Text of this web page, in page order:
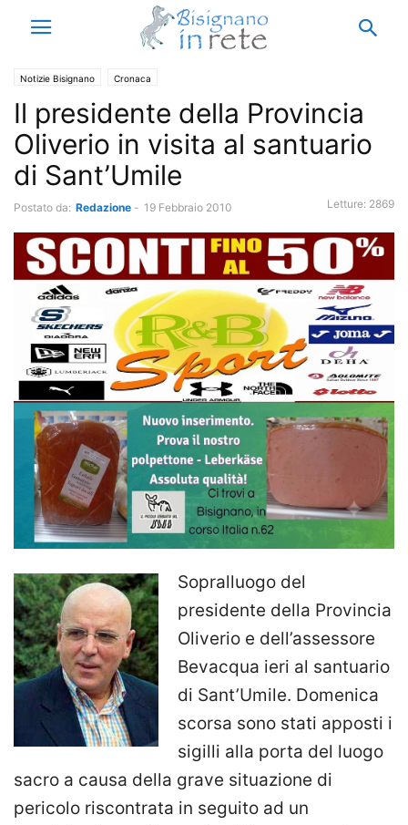
Notizie Bisignano Cronaca
Il presidente della Provincia
Oliverio in visita al santuario
di Sant’Umile
Postato da: Redazione - 19 Febbraio 2010 Letture: 2869
Sopralluogo del
presidente della Provincia
Oliverio e dell’assessore
Bevacqua ieri al santuario
di Sant’Umile. Domenica
scorsa sono stati apposti i
sigilli alla porta del luogo
sacro a causa della grave situazione di
pericolo riscontrata in seguito ad un